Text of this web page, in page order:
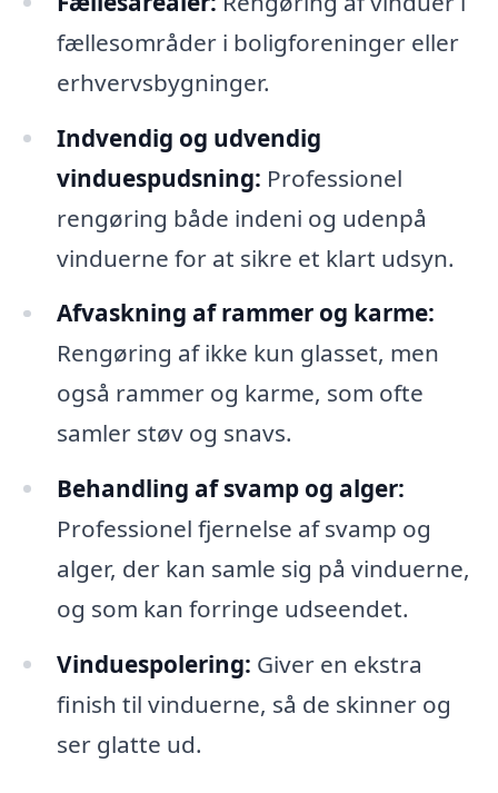
fællesområder i boligforeninger eller
erhvervsbygninger.
Indvendig og udvendig
vinduespudsning: Professionel
rengøring både indeni og udenpå
vinduerne for at sikre et klart udsyn.
Afvaskning af rammer og karme:
Rengøring af ikke kun glasset, men
også rammer og karme, som ofte
samler støv og snavs.
Behandling af svamp og alger:
Professionel fjernelse af svamp og
alger, der kan samle sig på vinduerne,
og som kan forringe udseendet.
Vinduespolering: Giver en ekstra
finish til vinduerne, så de skinner og
ser glatte ud.